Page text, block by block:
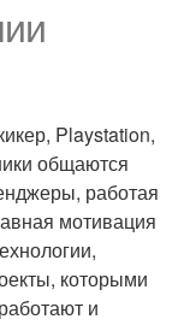
Playstation,
общаются
работая
мотивация
которыми
и